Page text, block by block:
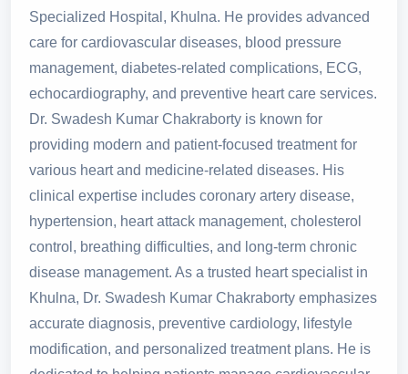
Specialized Hospital, Khulna. He provides advanced
care for cardiovascular diseases, blood pressure
management, diabetes-related complications, ECG,
echocardiography, and preventive heart care services.
Dr. Swadesh Kumar Chakraborty is known for
providing modern and patient-focused treatment for
various heart and medicine-related diseases. His
clinical expertise includes coronary artery disease,
hypertension, heart attack management, cholesterol
control, breathing difficulties, and long-term chronic
disease management. As a trusted heart specialist in
Khulna, Dr. Swadesh Kumar Chakraborty emphasizes
accurate diagnosis, preventive cardiology, lifestyle
modification, and personalized treatment plans. He is